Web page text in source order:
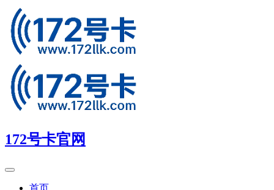
172号卡官网
首页